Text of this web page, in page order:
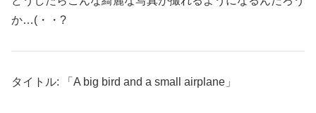
か…(・・?
タイトル: 「A big bird and a small airplane」